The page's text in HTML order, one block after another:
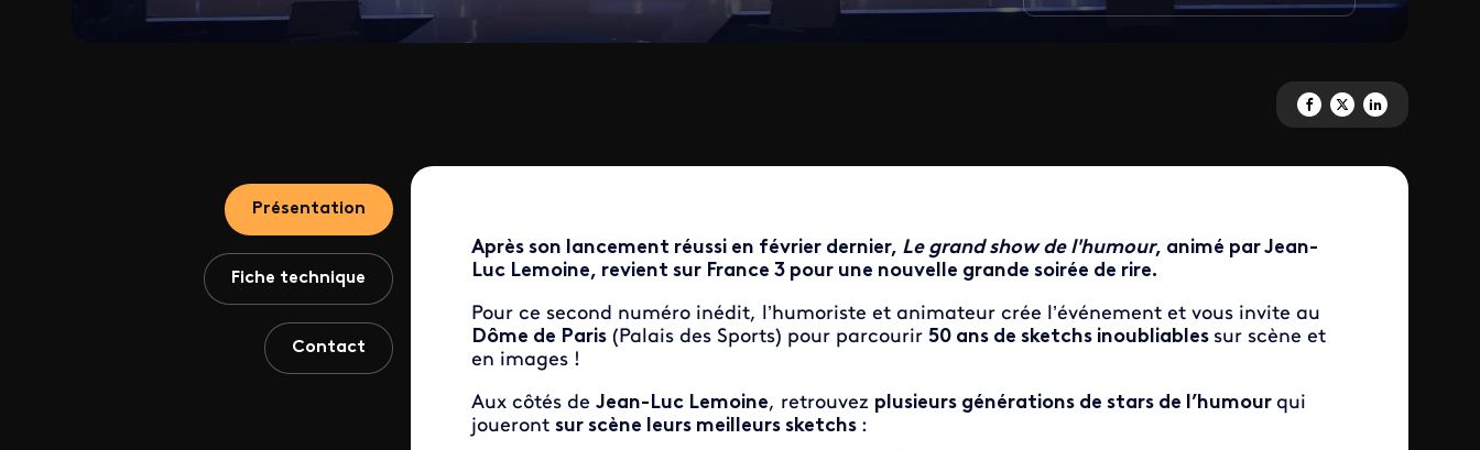
Partagez 'Le grand show de
Partagez 'Le grand show
Partagez 'Le grand
Présentation
Fiche technique
Contact
Après son lancement réussi en février dernier, Le grand show de l'humour, animé par Jean-
Luc Lemoine, revient sur France 3 pour une nouvelle grande soirée de rire.
Pour ce second numéro inédit, l’humoriste et animateur crée l’événement et vous invite au
Dôme de Paris(Palais des Sports) pour parcourir 50 ans de sketchs inoubliables sur scène et
en images !
Aux côtés de Jean-Luc Lemoine, retrouvez plusieurs générations de stars de l’humour qui
joueront sur scène leurs meilleurs sketchs :